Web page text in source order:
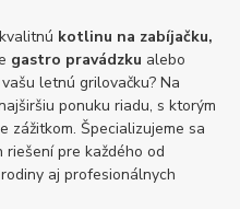
kotlinu na zabíjačku,
gastro pravádzku alebo
letnú grilovačku? Na
ponuku riadu, s ktorým
zážitkom. Špecializujeme sa
pre každého od
aj profesionálnych